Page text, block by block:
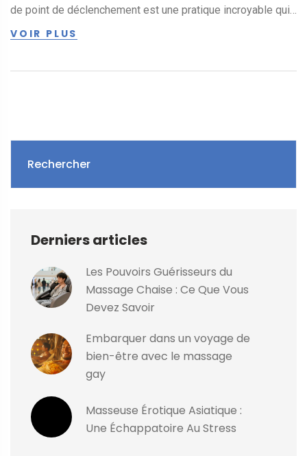
de point de déclenchement est une pratique incroyable qui
plus, venez vivre par vous-même la magie du massage de
souhaite à chacune de vous, vous ne le regretterez pas!
VOIR PLUS
Rechercher
Derniers articles
Les Pouvoirs Guérisseurs du
Massage Chaise : Ce Que Vous
Devez Savoir
Embarquer dans un voyage de
bien-être avec le massage
gay
Masseuse Érotique Asiatique :
Une Échappatoire Au Stress